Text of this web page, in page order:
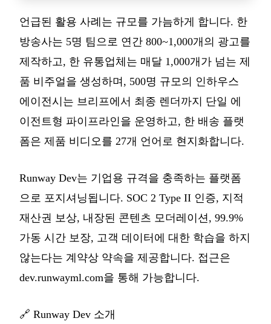
언급된 활용 사례는 규모를 가늠하게 합니다. 한
방송사는 5명 팀으로 연간 800~1,000개의 광고를
제작하고, 한 유통업체는 매달 1,000개가 넘는 제
품 비주얼을 생성하며, 500명 규모의 인하우스
에이전시는 브리프에서 최종 렌더까지 단일 에
이전트형 파이프라인을 운영하고, 한 배송 플랫
폼은 제품 비디오를 27개 언어로 현지화합니다.
Runway Dev는 기업용 규격을 충족하는 플랫폼
으로 포지셔닝됩니다. SOC 2 Type II 인증, 지적
재산권 보상, 내장된 콘텐츠 모더레이션, 99.9%
가동 시간 보장, 고객 데이터에 대한 학습을 하지
않는다는 계약상 약속을 제공합니다. 접근은
dev.runwayml.com을 통해 가능합니다.
🔗 Runway Dev 소개